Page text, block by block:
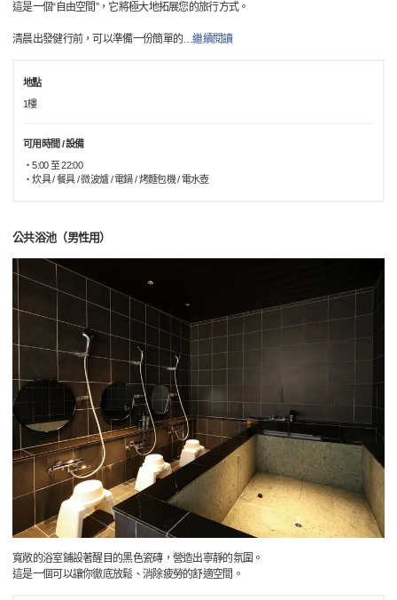
這是一個“自由空間”，它將極大地拓展您的旅行方式。
清晨出發健行前，可以準備一份簡單的…繼續閱讀
地點
1樓
可用時間 / 設備
・5:00 至 22:00
・炊具 / 餐具 / 微波爐 / 電鍋 / 烤麵包機 / 電水壺
公共浴池（男性用）
寬敞的浴室鋪設著醒目的黑色瓷磚，營造出寧靜的氛圍。
這是一個可以讓你徹底放鬆、消除疲勞的舒適空間。